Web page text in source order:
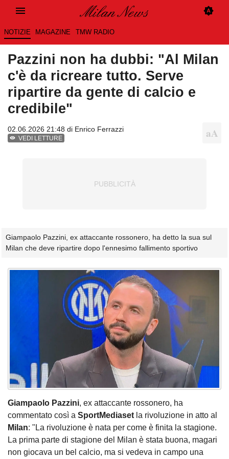
NOTIZIE MAGAZINE TMW RADIO
Pazzini non ha dubbi: "Al Milan
c'è da ricreare tutto. Serve
ripartire da gente di calcio e
credibile"
02.06.2026 21:48 di Enrico Ferrazzi
VEDI LETTURE
Giampaolo Pazzini, ex attaccante rossonero, ha detto la sua sul
Milan che deve ripartire dopo l'ennesimo fallimento sportivo
Giampaolo Pazzini, ex attaccante rossonero, ha
commentato così a SportMediaset la rivoluzione in atto al
Milan: "La rivoluzione è nata per come è finita la stagione.
La prima parte di stagione del Milan è stata buona, magari
non giocava un bel calcio, ma si vedeva in campo una